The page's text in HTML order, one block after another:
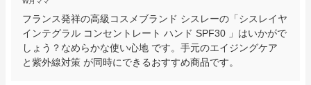
フランス発祥の高級コスメブランド シスレーの「シスレイヤ
インテグラル コンセントレート ハンド SPF30 」はいかがで
しょう？なめらかな使い心地 です。手元のエイジングケア
と紫外線対策 が同時にできるおすすめ商品です。